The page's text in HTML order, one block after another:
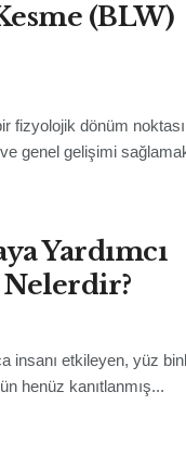
(BLW)
fizyolojik dönüm noktası
genel gelişimi
Yardımcı
insanı etkileyen, yüz
henüz kanıtlanmış...